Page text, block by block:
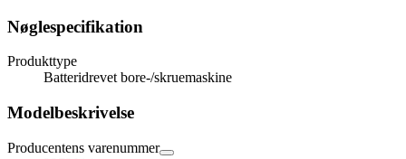
Nøglespecifikation
Produkttype
Batteridrevet bore-/skruemaskine
Modelbeskrivelse
Producentens varenummer